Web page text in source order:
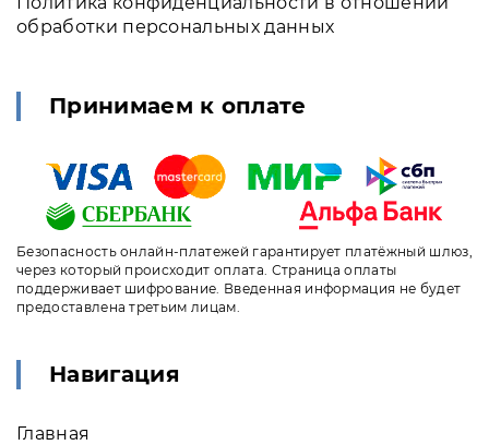
обработки персональных данных
Принимаем к оплате
Безопасность онлайн-платежей гарантирует платёжный шлюз,
через который происходит оплата. Страница оплаты
поддерживает шифрование. Введенная информация не будет
предоставлена третьим лицам.
Навигация
Главная